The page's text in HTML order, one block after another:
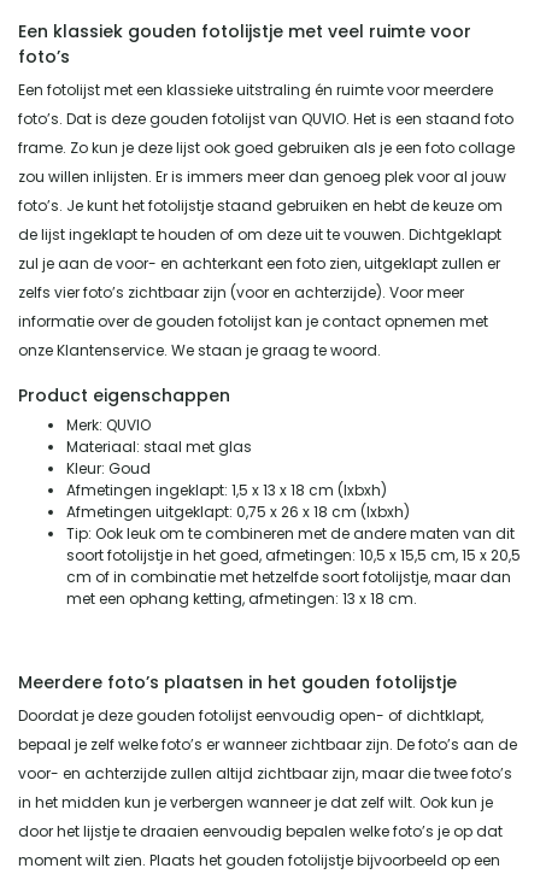
Een klassiek gouden fotolijstje met veel ruimte voor
foto’s
Een fotolijst met een klassieke uitstraling én ruimte voor meerdere
foto’s. Dat is deze gouden fotolijst van QUVIO. Het is een staand foto
frame. Zo kun je deze lijst ook goed gebruiken als je een foto collage
zou willen inlijsten. Er is immers meer dan genoeg plek voor al jouw
foto’s. Je kunt het fotolijstje staand gebruiken en hebt de keuze om
de lijst ingeklapt te houden of om deze uit te vouwen. Dichtgeklapt
zul je aan de voor- en achterkant een foto zien, uitgeklapt zullen er
zelfs vier foto’s zichtbaar zijn (voor en achterzijde). Voor meer
informatie over de gouden fotolijst kan je contact opnemen met
onze Klantenservice. We staan je graag te woord.
Product eigenschappen
Merk: QUVIO
Materiaal: staal met glas
Kleur: Goud
Afmetingen ingeklapt: 1,5 x 13 x 18 cm (lxbxh)
Afmetingen uitgeklapt: 0,75 x 26 x 18 cm (lxbxh)
Tip: Ook leuk om te combineren met de andere maten van dit
soort fotolijstje in het goed, afmetingen: 10,5 x 15,5 cm, 15 x 20,5
cm of in combinatie met hetzelfde soort fotolijstje, maar dan
met een ophang ketting, afmetingen: 13 x 18 cm.
Meerdere foto’s plaatsen in het gouden fotolijstje
Doordat je deze gouden fotolijst eenvoudig open- of dichtklapt,
bepaal je zelf welke foto’s er wanneer zichtbaar zijn. De foto’s aan de
voor- en achterzijde zullen altijd zichtbaar zijn, maar die twee foto’s
in het midden kun je verbergen wanneer je dat zelf wilt. Ook kun je
door het lijstje te draaien eenvoudig bepalen welke foto’s je op dat
moment wilt zien. Plaats het gouden fotolijstje bijvoorbeeld op een